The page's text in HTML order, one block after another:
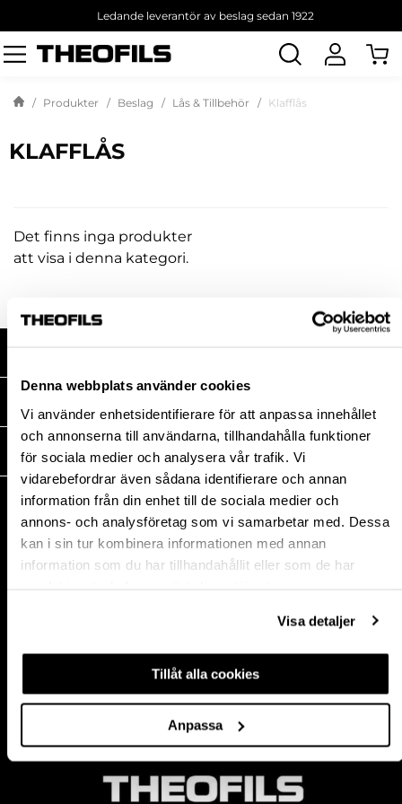
Denna webbplats använder cookies
Vi använder enhetsidentifierare för att anpassa innehållet
och annonserna till användarna, tillhandahålla funktioner
för sociala medier och analysera vår trafik. Vi
vidarebefordrar även sådana identifierare och annan
information från din enhet till de sociala medier och
annons- och analysföretag som vi samarbetar med. Dessa
kan i sin tur kombinera informationen med annan
information som du har tillhandahållit eller som de har
Visa detaljer
Tillåt alla cookies
Anpassa
Ledande leverantör av beslag sedan 1922
Sök
produkt
Produkter Beslag Lås & Tillbehör Klafflås
KLAFFLÅS
Det finns inga produkter
att visa i denna kategori.
THEOFILS
KONTAKT
Postadress:
BOX 1009 551 11
Jönköping, Sweden
Tel:+46 (0)10-178 13 00
Org. nr 556154-8925